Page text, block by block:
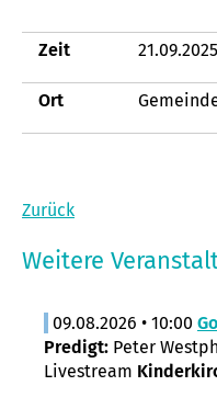
Zeit
Ort
Zurück
Weitere
09.08.2026 • 10:00
Predigt: Peter
Livestream